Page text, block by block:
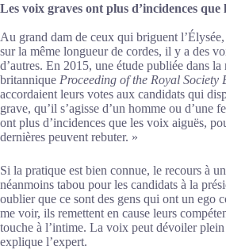
Les voix graves ont plus d’incidences que
Au grand dam de ceux qui briguent
sur la même longueur de cordes, il y a des
d’autres. En 2015, une étude publiée dans
britannique Proceeding of the Royal Society
accordaient leurs votes aux candidats qui
grave, qu’il s’agisse d’un homme ou d’une
ont plus d’incidences que les voix aiguës,
dernières peuvent rebuter. »
Si la pratique est bien connue, le recours à
néanmoins tabou pour les candidats à la
oublier que ce sont des gens qui ont un ego
me voir, ils remettent en cause leurs
touche à l’intime. La voix peut dévoiler plein
explique l’expert.